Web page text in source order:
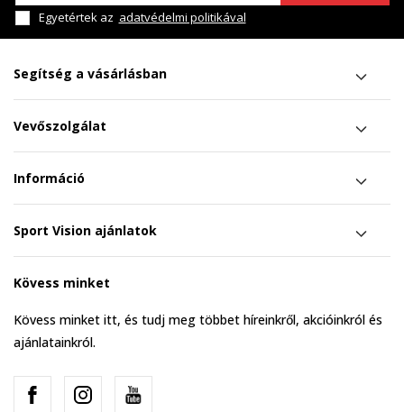
Egyetértek az adatvédelmi politikával
Segítség a vásárlásban
Vevőszolgálat
Információ
Sport Vision ajánlatok
Kövess minket
Kövess minket itt, és tudj meg többet híreinkről, akcióinkról és
ajánlatainkról.